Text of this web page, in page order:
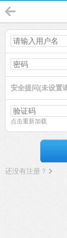
安全提问(未设置
点击重新加载
还没有注册？